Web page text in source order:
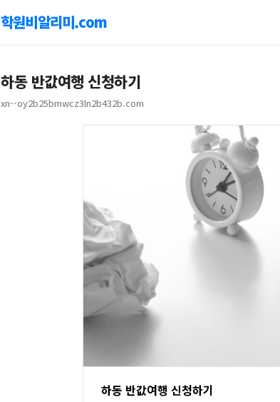
학원비알리미.com
하동 반값여행 신청하기
xn--oy2b25bmwcz3ln2b432b.com
하동 반값여행 신청하기